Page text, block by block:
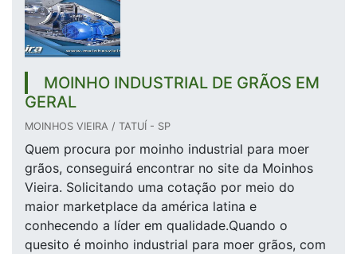
MOINHO INDUSTRIAL DE GRÃOS EM
GERAL
MOINHOS VIEIRA / TATUÍ - SP
Quem procura por moinho industrial para moer
grãos, conseguirá encontrar no site da Moinhos
Vieira. Solicitando uma cotação por meio do
maior marketplace da américa latina e
conhecendo a líder em qualidade.Quando o
quesito é moinho industrial para moer grãos, com